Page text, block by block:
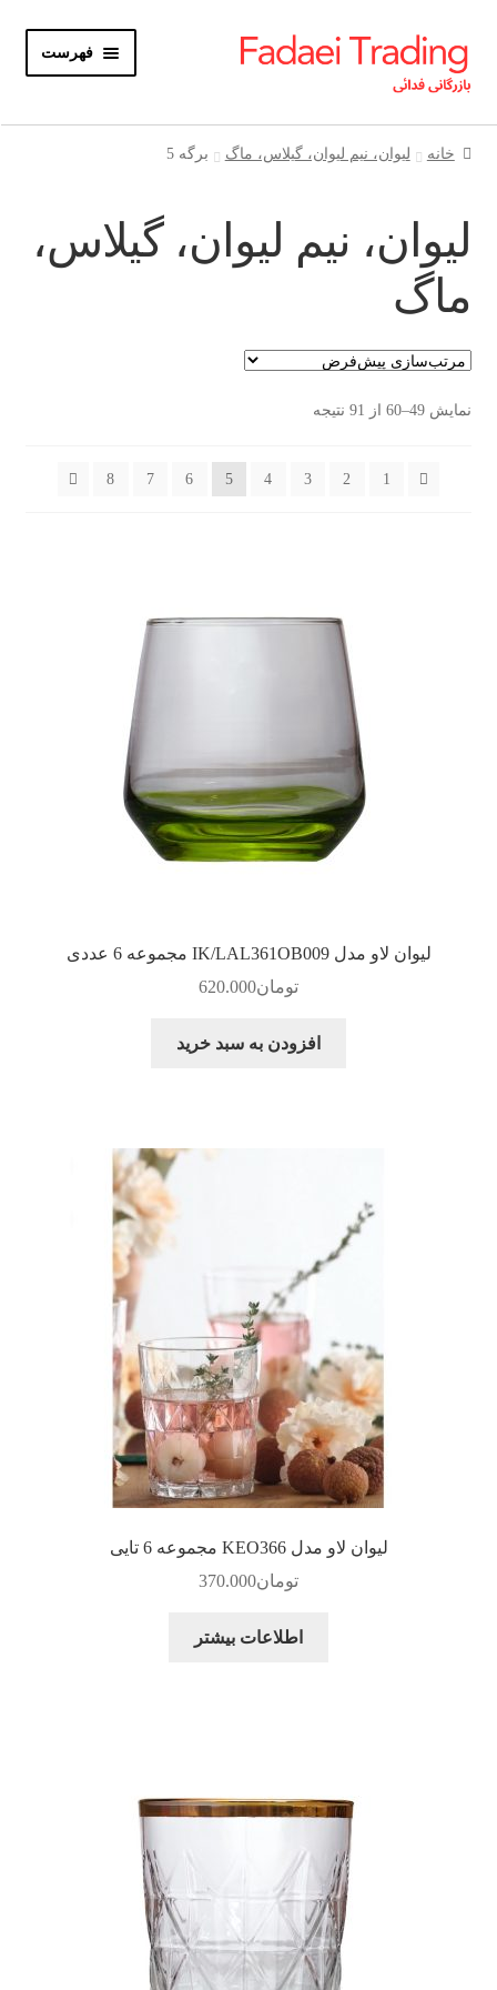
پرش
به
ناوبری
پرش
به
محتوا
فهرست
خانه
فهرست
حساب کاربری
باز
خانه لیوان، نیم لیوان، گیلاس، ماگ برگه 5
لیوان، نیم لیوان، گیلاس،
ماگ
نمایش 49–60 از 91 نتیجه
1
2
3
4
5
6
7
8
لیوان لاو مدل IK/LAL361OB009 مجموعه 6 عددی
تومان620.000
افزودن به سبد خرید
لیوان لاو مدل KEO366 مجموعه 6 تایی
تومان370.000
اطلاعات بیشتر